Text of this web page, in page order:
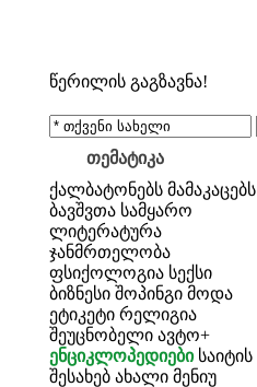
წერილის გაგზავნა!
თემატიკა
ქალბატონებს მამაკაცებს
ბავშვთა სამყარო
ლიტერატურა
ჯანმრთელობა
ფსიქოლოგია სექსი
ბიზნესი შოპინგი მოდა
ეტიკეტი რელიგია
შეუცნობელი ავტო+
ენციკლოპედიები საიტის
შესახებ ახალი მენიუ